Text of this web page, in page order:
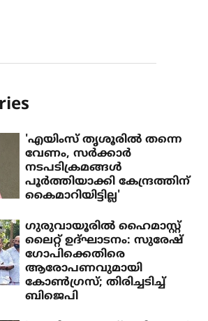
'എയിംസ് തൃശൂരില്‍ തന്നെ
വേണം, സര്‍ക്കാര്‍
നടപടിക്രമങ്ങള്‍
പൂര്‍ത്തിയാക്കി കേന്ദ്രത്തിന്
കൈമാറിയിട്ടില്ല'
ഗുരുവായൂരിൽ ഹൈമാസ്റ്റ്
ലൈറ്റ് ഉദ്ഘാടനം: സുരേഷ്
ഗോപിക്കെതിരെ
ആരോപണവുമായി
കോൺഗ്രസ്; തിരിച്ചടിച്ച്
ബിജെപി